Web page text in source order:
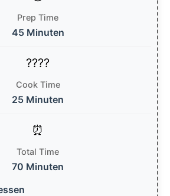
Prep Time
45 Minuten
Cook Time
25 Minuten
Total Time
70 Minuten